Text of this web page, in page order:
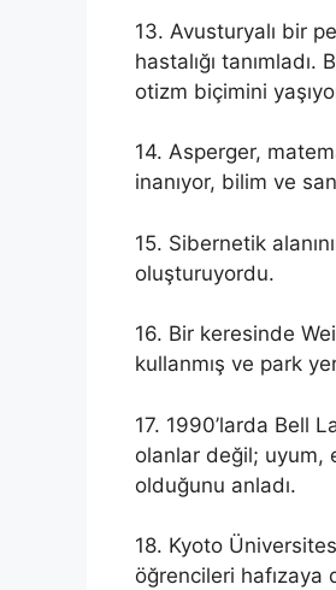
13. Avusturyalı bir
hastalığı
otizm biçimini
14. Asperger,
inanıyor, bilim ve
15. Sibernetik
oluşturuyordu.
16. Bir keresinde
kullanmış ve park
17. 1990’larda Bell
olanlar değil; uyum,
olduğunu anladı.
18. Kyoto
öğrencileri hafızaya